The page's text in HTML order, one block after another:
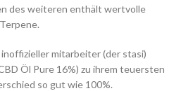
des weiteren enthält wertvolle
mitarbeiter (der stasi)
Öl Pure 16%) zu ihrem teuersten
so gut wie 100%.